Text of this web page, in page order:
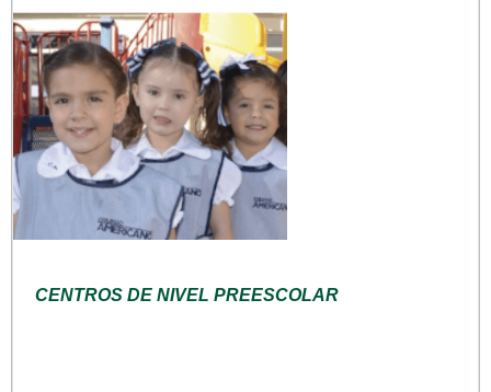
CENTROS DE NIVEL PREESCOLAR